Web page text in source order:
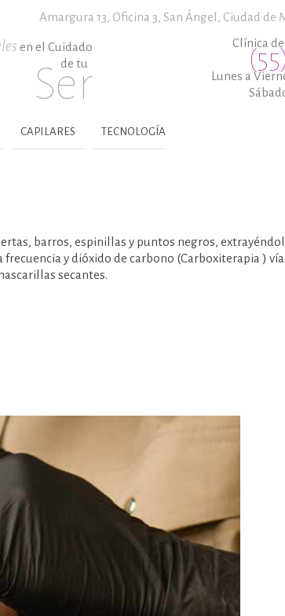
Amargura 13, Oficina 3, San Ángel, Ciudad de
en el Cuidado
de tu
Ser
Clínica
Lunes a
CAPILARES TECNOLOGÍA
barros, espinillas y puntos negros,
y dióxido de carbono (Carboxiterapia ) vía
secantes.